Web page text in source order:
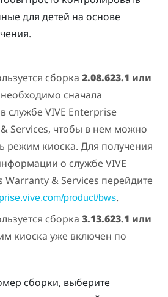
для детей на основе
сборка 2.08.623.1 или
необходимо сначала
службе VIVE Enterprise
Services, чтобы в нем можно
режим киоска. Для получения
о службе VIVE
Warranty & Services перейдите
product/bws.
сборка 3.13.623.1 или
киоска уже включен по
сборки, выберите